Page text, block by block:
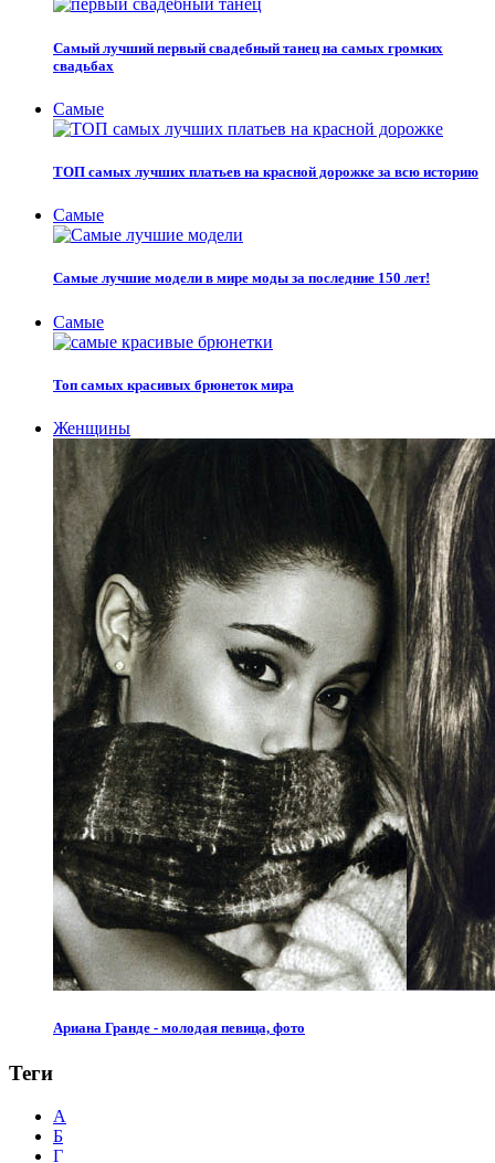
Самый лучший первый свадебный танец на самых громких
свадьбах
Самые
ТОП самых лучших платьев на красной дорожке за всю историю
Самые
Самые лучшие модели в мире моды за последние 150 лет!
Самые
Топ самых красивых брюнеток мира
Женщины
Ариана Гранде - молодая певица, фото
Теги
А
Б
Г